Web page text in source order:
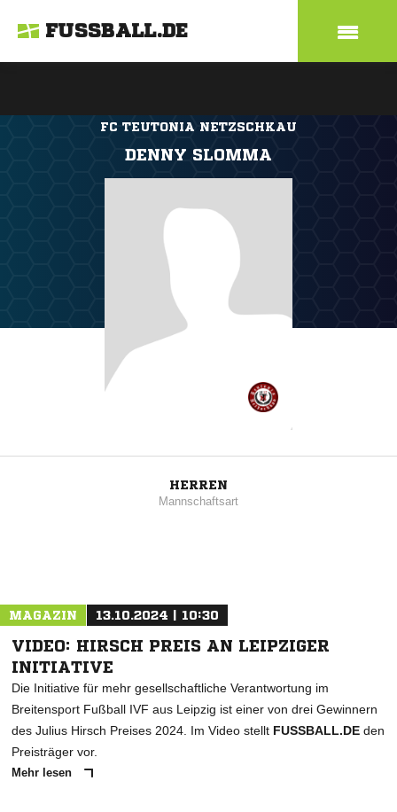
FUSSBALL.DE
FC TEUTONIA NETZSCHKAU
DENNY SLOMMA
HERREN
Mannschaftsart
MAGAZIN 13.10.2024 | 10:30
VIDEO: HIRSCH PREIS AN LEIPZIGER
INITIATIVE
Die Initiative für mehr gesellschaftliche Verantwortung im
Breitensport Fußball IVF aus Leipzig ist einer von drei Gewinnern
des Julius Hirsch Preises 2024. Im Video stellt FUSSBALL.DE den
Preisträger vor.
Mehr lesen